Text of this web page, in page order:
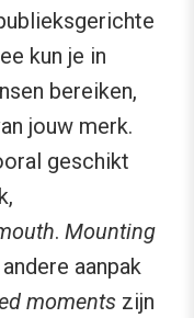
kun je in
bereiken,
jouw merk.
geschikt
. Mounting
aanpak
moments zijn